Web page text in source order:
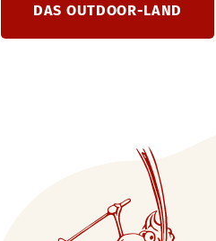
DAS OUTDOOR-LAND